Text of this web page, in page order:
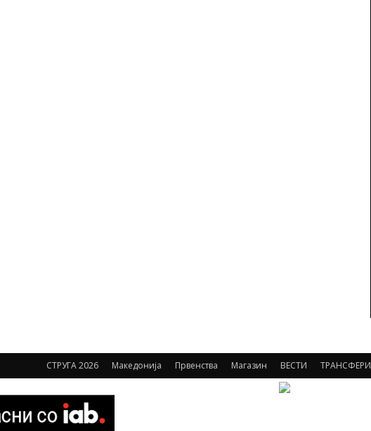
СТРУГА 2026 Македонија Првенства Магазин ВЕСТИ ТРАНСФЕРИ